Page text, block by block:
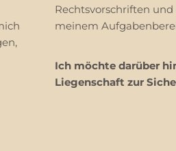
Rechtsvorschriften
meinem
Ich möchte darüber
Liegenschaft zur